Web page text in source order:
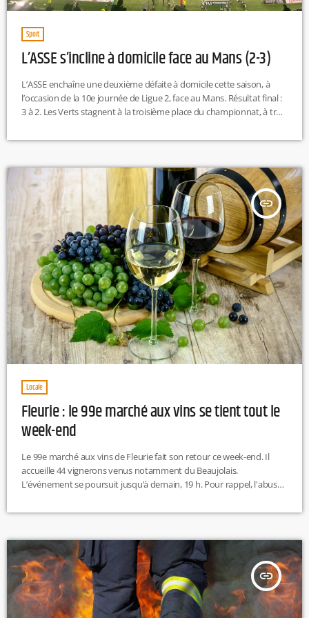
Sport
L’ASSE s’incline à domicile face au Mans (2-3)
L’ASSE enchaîne une deuxième défaite à domicile cette saison, à
l’occasion de la 10e journée de Ligue 2, face au Mans. Résultat final :
3 à 2. Les Verts stagnent à la troisième place du championnat, à trois
insert_link
Locale
Fleurie : le 99e marché aux vins se tient tout le
week-end
Le 99e marché aux vins de Fleurie fait son retour ce week-end. Il
accueille 44 vignerons venus notamment du Beaujolais.
L’événement se poursuit jusqu’à demain, 19 h. Pour rappel, l'abus
modération. M.L
insert_link